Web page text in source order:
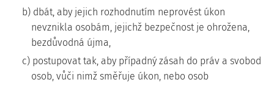
b) dbát, aby jejich rozhodnutím neprovést úkon
nevznikla osobám, jejichž bezpečnost je ohrožena,
bezdůvodná újma,
c) postupovat tak, aby případný zásah do práv a svobod
osob, vůči nimž směřuje úkon, nebo osob